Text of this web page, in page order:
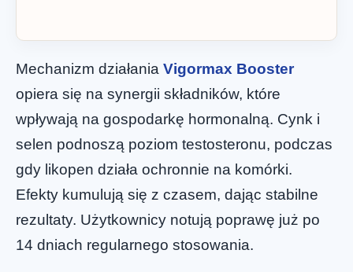
Mechanizm działania Vigormax Booster
opiera się na synergii składników, które
wpływają na gospodarkę hormonalną. Cynk i
selen podnoszą poziom testosteronu, podczas
gdy likopen działa ochronnie na komórki.
Efekty kumulują się z czasem, dając stabilne
rezultaty. Użytkownicy notują poprawę już po
14 dniach regularnego stosowania.